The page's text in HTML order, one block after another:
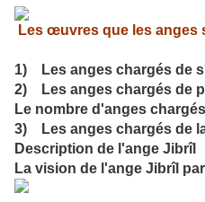
Les œuvres que les
1) Les anges chargés de
2) Les anges chargés de
Le nombre d'anges
3) Les anges chargés de
Description de l'ange Jibrîl
La vision de l'ange Jibrîl